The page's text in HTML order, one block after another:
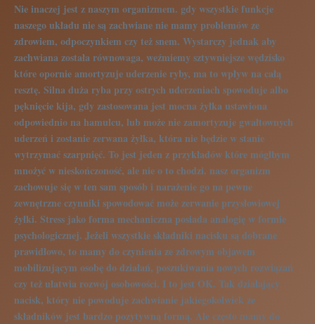
Nie inaczej jest z naszym organizmem. gdy wszystkie funkcje
naszego układu nie są zachwiane nie mamy problemów ze
zdrowiem, odpoczynkiem czy też snem. Wystarczy jednak aby
zachwiana została równowaga, weźmiemy sztywniejsze wędzisko
które opornie amortyzuje uderzenie ryby, ma to wpływ na całą
resztę. Silna duża ryba przy ostrych uderzeniach spowoduje albo
pęknięcie kija, gdy zastosowana jest mocna żyłka ustawiona
odpowiednio na hamulcu, lub może nie zamortyzuje gwałtownych
uderzeń i zostanie zerwana żyłka, która nie będzie w stanie
wytrzymać szarpnięć. To jest jeden z przykładów które mógłbym
mnożyć w nieskończoność, ale nie o to chodzi. nasz organizm
zachowuje się w ten sam sposób i narażenie go na pewne
zewnętrzne czynniki spowodować może zerwanie przysłowiowej
żyłki. Stress jako forma mechaniczna posiada analogię w formie
psychologicznej. Jeżeli wszystkie składniki nacisku są dobrane
prawidłowo, to mamy do czynienia ze zdrowym objawem
mobilizującym osobę do działań, poszukiwania nowych rozwiązań
czy też ułatwia rozwój osobowości. I to jest OK. Tak działający
nacisk, który nie powoduje zachwianie jakiegokolwiek ze
składników jest bardzo pozytywną formą. Ale często mamy do